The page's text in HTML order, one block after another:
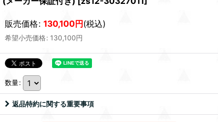
販売価格: 130,100円(税込)
希望小売価格: 130,100円
数量:
返品特約に関する重要事項